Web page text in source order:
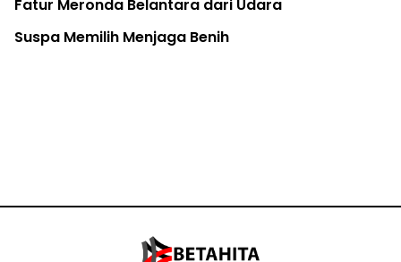
Gajah Jovi Mati, Jumlah Gajah di PLG Minas Sisa 13
Individu